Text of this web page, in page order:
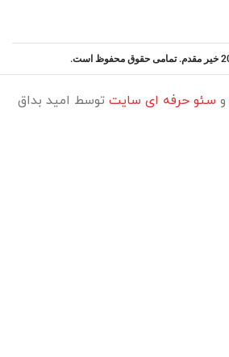
و سئو حرفه ای سایت توسط امید بداق